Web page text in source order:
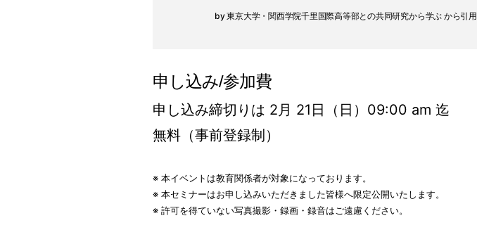
東京大学・関西学院千里国際高等部との共同研究から学ぶ から引用
申し込み/参加費
申し込み締切りは 2月 21日（日）09:00 am 迄
無料（事前登録制）
※ 本イベントは教育関係者が対象になっております。
※ 本セミナーはお申し込みいただきました皆様へ限定公開いたします。
※ 許可を得ていない写真撮影・録画・録音はご遠慮ください。